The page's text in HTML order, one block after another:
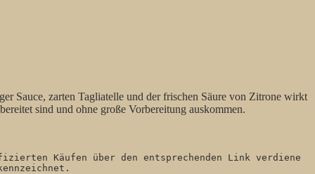
Sauce, zarten Tagliatelle und der frischen Säure von Zitrone wirkt
sind und ohne große Vorbereitung auskommen.
Käufen über den entsprechenden Link verdiene